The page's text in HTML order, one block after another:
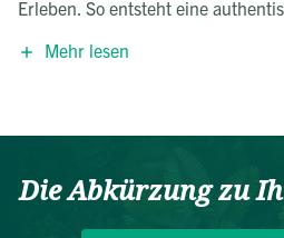
Erleben. So entsteht eine
Naturerlebnisse im Mittelpunkt
Mehr lesen
Die Abkürzung zu